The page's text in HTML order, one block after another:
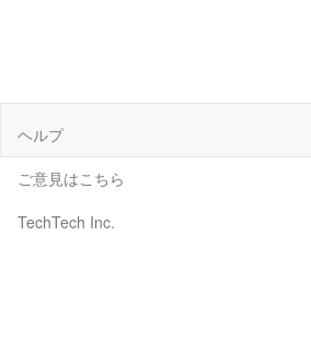
ヘルプ
ご意見はこちら
TechTech Inc.